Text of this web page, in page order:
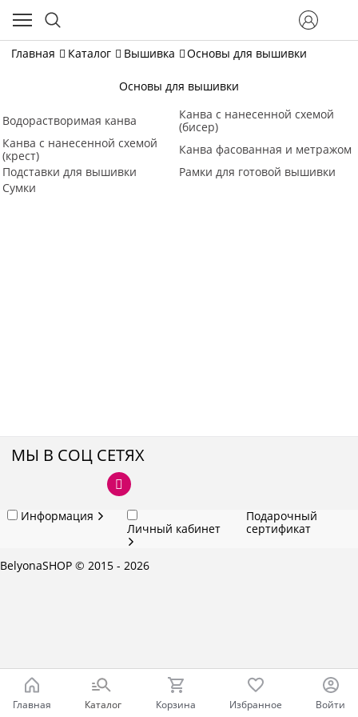
Главная Каталог Вышивка Основы для вышивки
Основы для вышивки
Водорастворимая канва
Канва с нанесенной схемой
(бисер)
Канва с нанесенной схемой
(крест)
Канва фасованная и метражом
Подставки для вышивки
Рамки для готовой вышивки
Сумки
МЫ В СОЦ СЕТЯХ
Информация
Личный кабинет
Подарочный
сертификат
BelyonaSHOP © 2015 - 2026
Главная Каталог Корзина Избранное Войти